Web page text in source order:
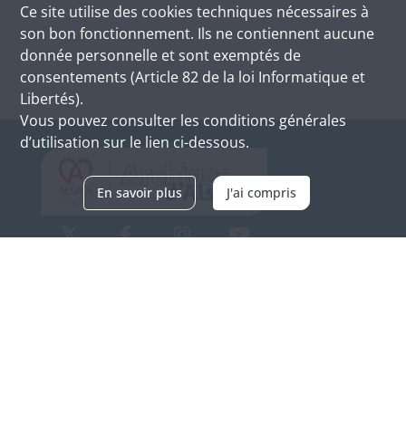
Ce site utilise des cookies techniques nécessaires à
son bon fonctionnement. Ils ne contiennent aucune
donnée personnelle et sont exemptés de
consentements (Article 82 de la loi Informatique et
Libertés).
Vous pouvez consulter les conditions générales
d’utilisation sur le lien ci-dessous.
En savoir plus J'ai compris